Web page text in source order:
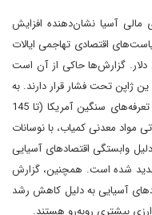
مالی آسیا نشان‌دهنده افزایش
اقتصادی تهاجمی ایالات
گزارش‌ها حاکی از آن است
ژاپن تحت فشار قرار دارند. به
عنوان مثال، یوان چین در سال 2025 به دلیل تعرفه‌های سنگین آمریکا (تا 145
مواد معدنی کمیاب، با نوسانات
وابستگی اقتصادهای آسیایی
تشدید شده است. همچنین، گزارش
آسیایی به دلیل کاهش رشد
بیشتری روبه‌رو هستند.